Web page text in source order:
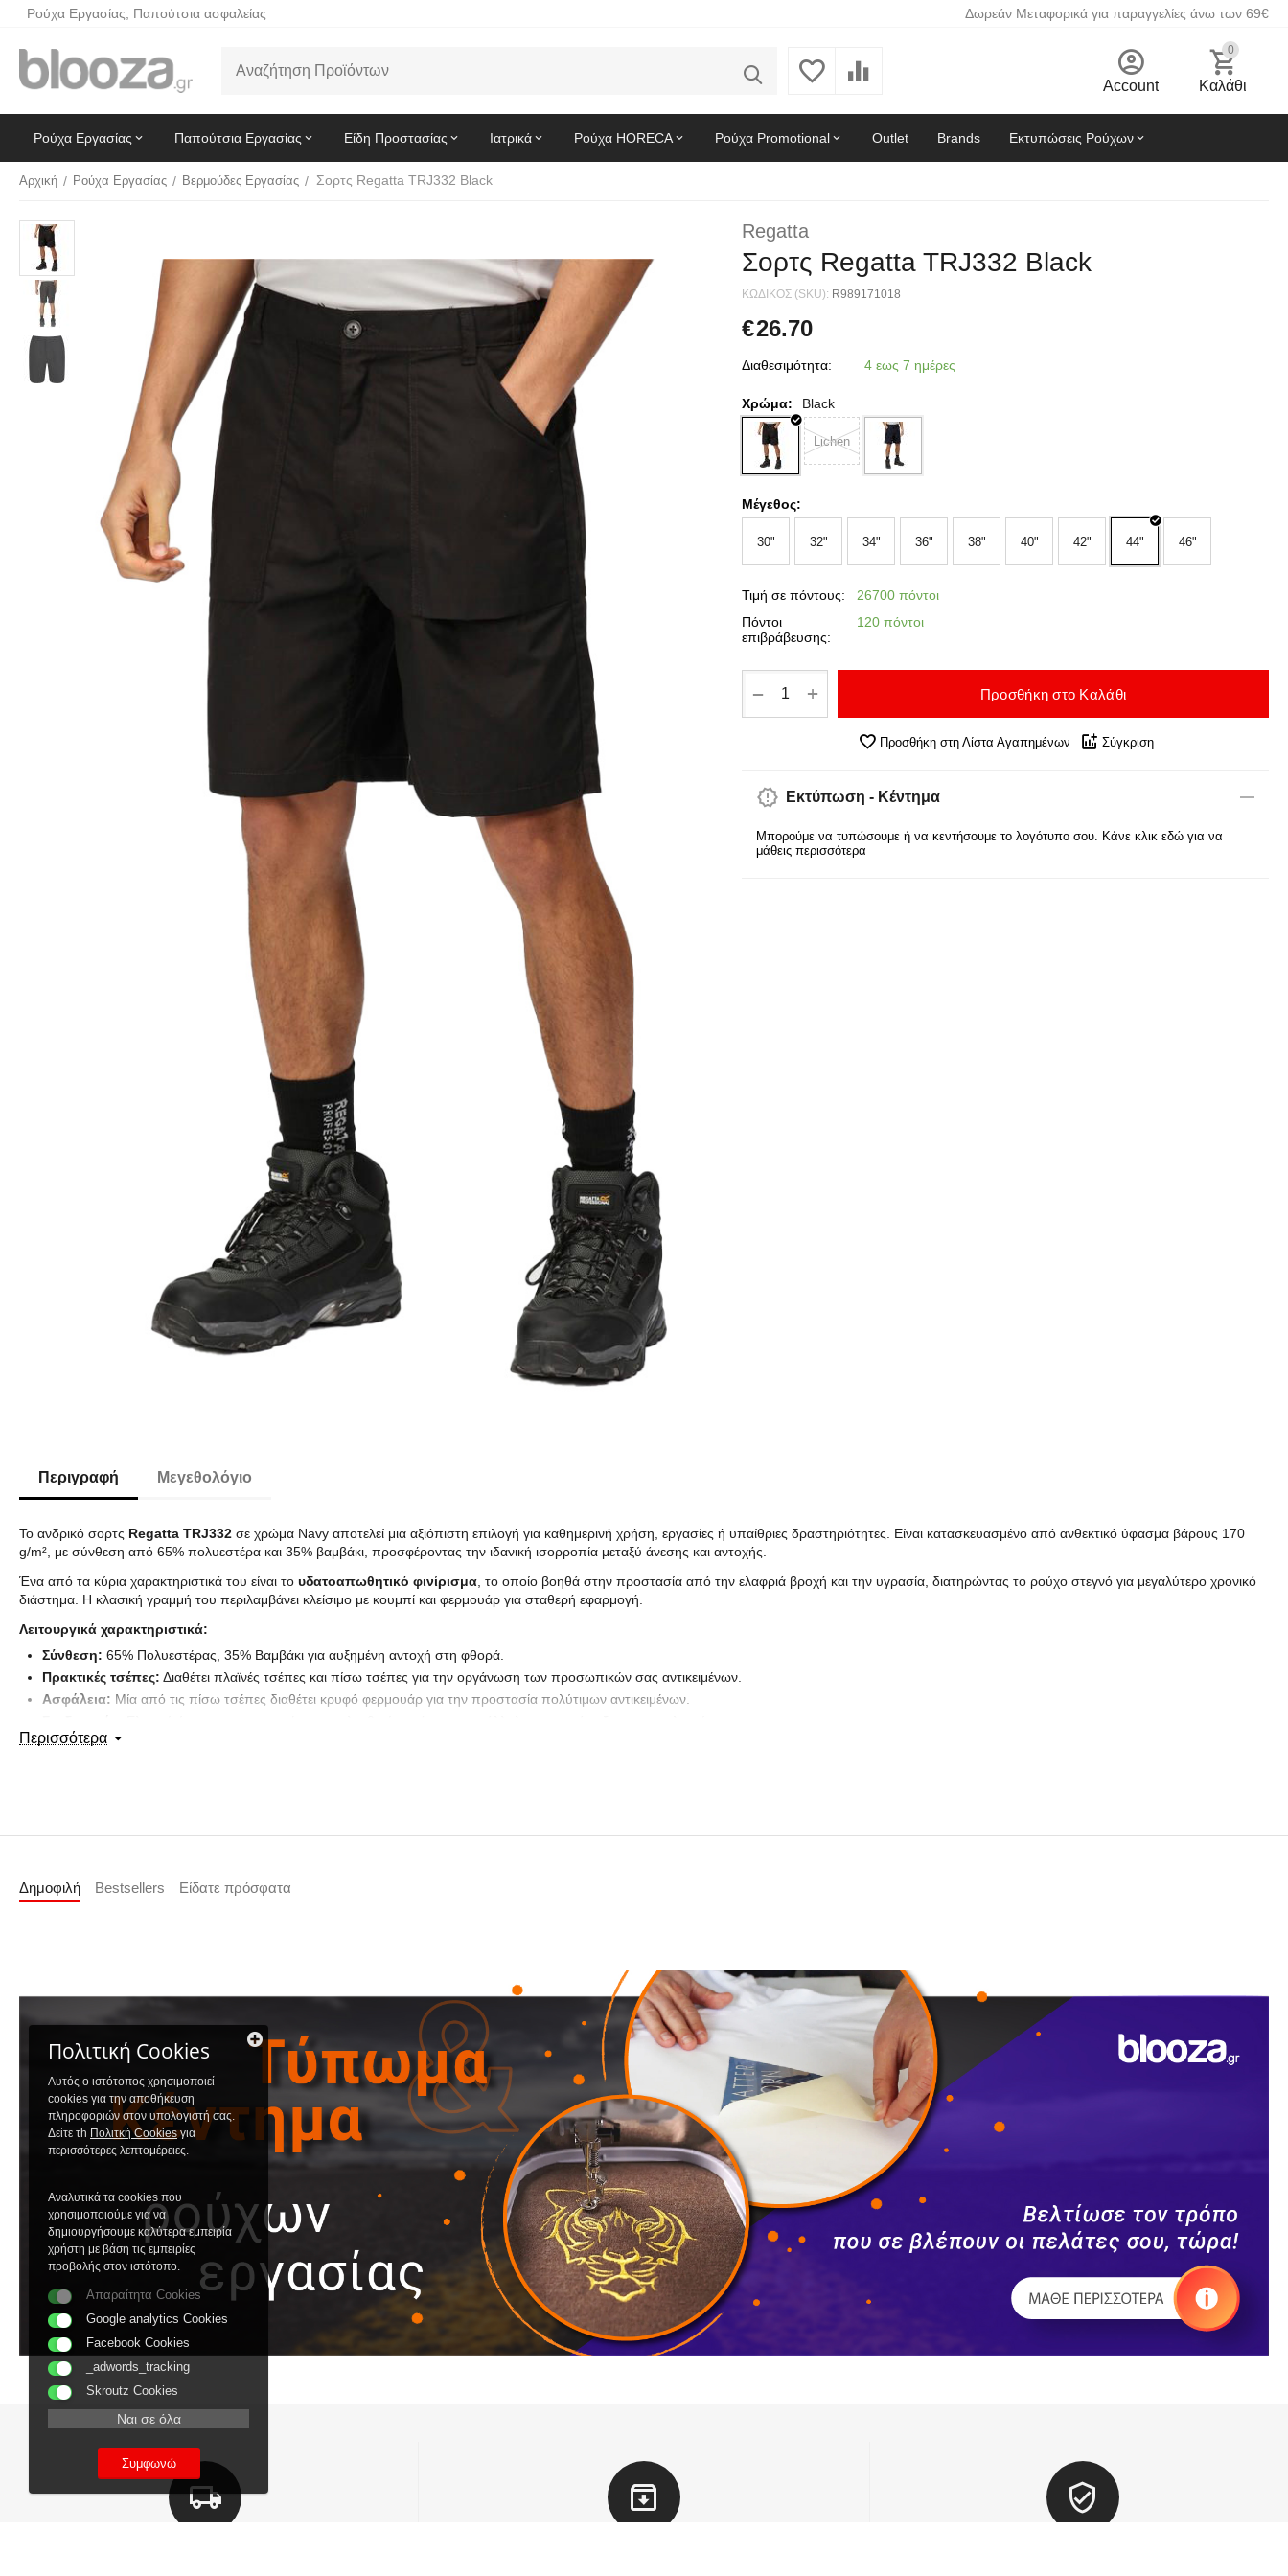
Ρούχα Εργασίας, Παπούτσια ασφαλείας Δωρεάν Μεταφορικά για παραγγελίες άνω των 69€
Account
0
Καλάθι
Ρούχα Εργασίας Παπούτσια Εργασίας Είδη Προστασίας Ιατρικά Ρούχα HORECA Ρούχα Promotional Outlet Brands Εκτυπώσεις Ρούχων
Αρχική / Ρούχα Εργασίας / Βερμούδες Εργασίας / Σορτς Regatta TRJ332 Black
Regatta
Σορτς Regatta TRJ332 Black
ΚΩΔΙΚΟΣ (SKU): R989171018
€26.70
Διαθεσιμότητα: 4 εως 7 ημέρες
Χρώμα: Black
Lichen
Μέγεθος:
30" 32" 34" 36" 38" 40" 42" 44" 46"
Τιμή σε πόντους:
26700 πόντοι
Πόντοι
επιβράβευσης:
120 πόντοι
+
− Προσθήκη στο Καλάθι
Προσθήκη στη Λίστα Αγαπημένων Σύγκριση
Εκτύπωση - Κέντημα
Μπορούμε να τυπώσουμε ή να κεντήσουμε το λογότυπο σου. Κάνε κλικ εδώ για να
μάθεις περισσότερα
Περιγραφή Μεγεθολόγιο
Το ανδρικό σορτς Regatta TRJ332 σε χρώμα Navy αποτελεί μια αξιόπιστη επιλογή για καθημερινή χρήση, εργασίες ή υπαίθριες δραστηριότητες. Είναι κατασκευασμένο από ανθεκτικό ύφασμα βάρους 170
g/m², με σύνθεση από 65% πολυεστέρα και 35% βαμβάκι, προσφέροντας την ιδανική ισορροπία μεταξύ άνεσης και αντοχής.
Ένα από τα κύρια χαρακτηριστικά του είναι το υδατοαπωθητικό φινίρισμα, το οποίο βοηθά στην προστασία από την ελαφριά βροχή και την υγρασία, διατηρώντας το ρούχο στεγνό για μεγαλύτερο χρονικό
διάστημα. Η κλασική γραμμή του περιλαμβάνει κλείσιμο με κουμπί και φερμουάρ για σταθερή εφαρμογή.
Λειτουργικά χαρακτηριστικά:
Σύνθεση: 65% Πολυεστέρας, 35% Βαμβάκι για αυξημένη αντοχή στη φθορά.
Πρακτικές τσέπες: Διαθέτει πλαϊνές τσέπες και πίσω τσέπες για την οργάνωση των προσωπικών σας αντικειμένων.
Ασφάλεια: Μία από τις πίσω τσέπες διαθέτει κρυφό φερμουάρ για την προστασία πολύτιμων αντικειμένων.
Είτε πρόκειται για εργασία σε εξωτερικούς χώρους είτε για μια casual εμφάνιση στην πόλη, το σορτς Regatta συνδυάζει την πρακτικότητα με την ποιότητα κατασκευής ενός εξειδικευμένου outdoor brand.
Περισσότερα
Δημοφιλή Bestsellers Είδατε πρόσφατα
Πολιτική Cookies
Αυτός ο ιστότοπος χρησιμοποιεί
cookies για την αποθήκευση
πληροφοριών στον υπολογιστή σας.
Δείτε τh Πολιτκή Cookiesγια
περισσότερες λεπτομέρειες.
Αναλυτικά τα cookies που
χρησιμοποιούμε για να
δημιουργήσουμε καλύτερα εμπειρία
χρήστη με βάση τις εμπειρίες
προβολής στον ιστότοπο.
Απαραίτητα Cookies
Google analytics Cookies
Facebook Cookies
_adwords_tracking
Skroutz Cookies
Ναι σε όλα
Συμφωνώ